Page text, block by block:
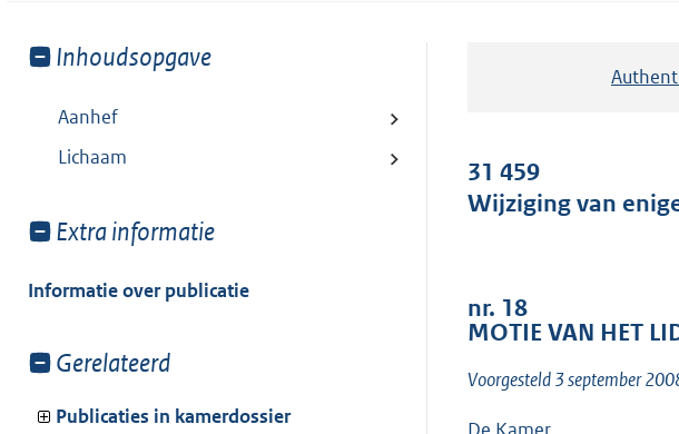
Toon
van:
Inhoudsopgave
Aanhef
Lichaam
Toon
van:
Extra informatie
Informatie over publicatie
Toon
van:
Gerelateerd
Publicaties in kamerdossier
31 459
Wijziging van
nr. 18
MOTIE VAN HET
Voorgesteld 3 september